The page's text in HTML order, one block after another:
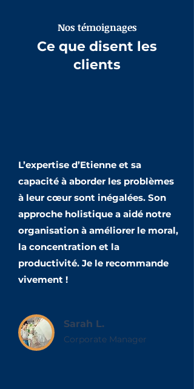
Nos témoignages
Ce que disent les
clients
L’expertise d’Etienne et sa
capacité à aborder les problèmes
à leur cœur sont inégalées. Son
approche holistique a aidé notre
organisation à améliorer le moral,
la concentration et la
productivité. Je le recommande
vivement !
Sarah L.
Corporate Manager